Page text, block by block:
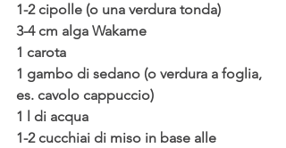
1-2 cipolle (o una verdura tonda)
3-4 cm alga Wakame
1 carota
1 gambo di sedano (o verdura a foglia,
es. cavolo cappuccio)
1 l di acqua
1-2 cucchiai di miso in base alle